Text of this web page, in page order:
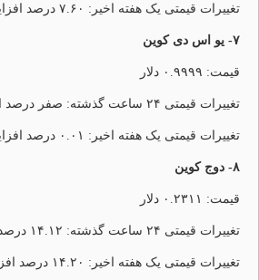
تغییرات قیمتی یک هفته اخیر: ۷.۶۰ درصد افزایش
۷- یو اس دی کوین
قیمت: ۰.۹۹۹۹ دلار
تغییرات قیمتی ۲۴ ساعت گذشته: صفر درصد افزایش
تغییرات قیمتی یک هفته اخیر: ۰.۰۱ درصد افزایش
۸- دوج کوین
قیمت: ۰.۲۳۱۱ دلار
تغییرات قیمتی ۲۴ ساعت گذشته: ۱۴.۱۲ درصد افزایش
تغییرات قیمتی یک هفته اخیر: ۱۴.۲۰ درصد افزایش